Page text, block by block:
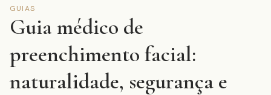
GUIAS
Guia médico de
preenchimento facial:
naturalidade, segurança e